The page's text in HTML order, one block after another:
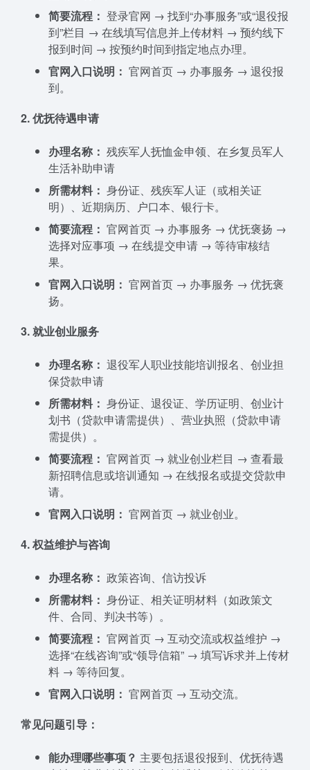
简要流程： 登录官网 → 找到“办事服务”或“退役报
到”栏目 → 在线填写信息并上传材料 → 预约线下
报到时间 → 按预约时间到指定地点办理。
官网入口说明： 官网首页 → 办事服务 → 退役报
到。
2. 优抚待遇申请
办理名称： 残疾军人抚恤金申领、在乡复员军人
生活补助申请
所需材料： 身份证、残疾军人证（或相关证
明）、近期病历、户口本、银行卡。
简要流程： 官网首页 → 办事服务 → 优抚褒扬 →
选择对应事项 → 在线提交申请 → 等待审核结
果。
官网入口说明： 官网首页 → 办事服务 → 优抚褒
扬。
3. 就业创业服务
办理名称： 退役军人职业技能培训报名、创业担
保贷款申请
所需材料： 身份证、退役证、学历证明、创业计
划书（贷款申请需提供）、营业执照（贷款申请
需提供）。
简要流程： 官网首页 → 就业创业栏目 → 查看最
新招聘信息或培训通知 → 在线报名或提交贷款申
请。
官网入口说明： 官网首页 → 就业创业。
4. 权益维护与咨询
办理名称： 政策咨询、信访投诉
所需材料： 身份证、相关证明材料（如政策文
件、合同、判决书等）。
简要流程： 官网首页 → 互动交流或权益维护 →
选择“在线咨询”或“领导信箱” → 填写诉求并上传材
料 → 等待回复。
官网入口说明： 官网首页 → 互动交流。
常见问题引导：
能办理哪些事项？ 主要包括退役报到、优抚待遇